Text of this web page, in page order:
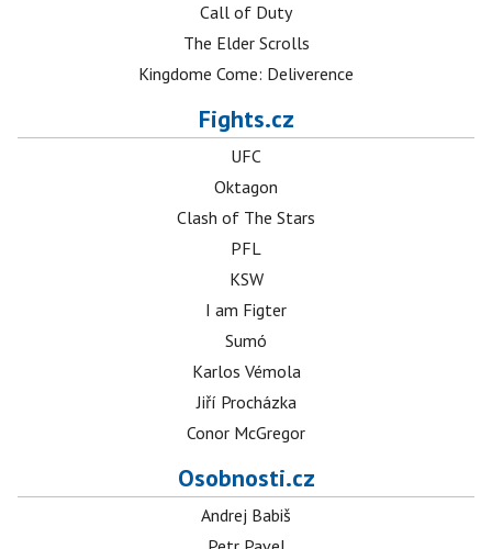
Call of Duty
The Elder Scrolls
Kingdome Come: Deliverence
Fights.cz
UFC
Oktagon
Clash of The Stars
PFL
KSW
I am Figter
Sumó
Karlos Vémola
Jiří Procházka
Conor McGregor
Osobnosti.cz
Andrej Babiš